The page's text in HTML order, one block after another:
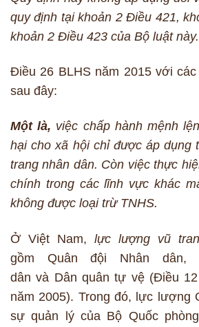
quy định tại khoản 2 Điều 421,
khoản 2 Điều 423 của Bộ luật này.
Điều 26 BLHS năm 2015 với
sau đây:
Một là, việc chấp hành mệnh
hại cho xã hội chỉ được áp dụng
trang nhân dân. Còn việc thực
chính trong các lĩnh vực khác
không được loại trừ TNHS.
Ở Việt Nam, lực lượng vũ
gồm Quân đội Nhân dân,
dân và Dân quân tự vệ (Điều
năm 2005). Trong đó, lực lượng
sự quản lý của Bộ Quốc